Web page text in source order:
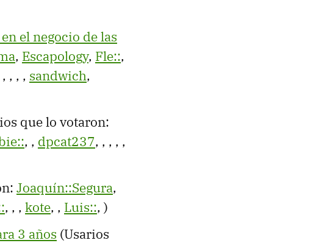
el negocio de las
, Escapology, Fle::,
, , , , sandwich,
que lo votaron:
, , dpcat237, , , , ,
Joaquín::Segura,
, , , kote, , Luis::, )
3 años (Usarios